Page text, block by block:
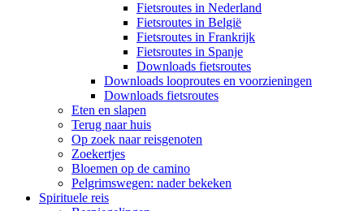
Fietsroutes in Nederland
Fietsroutes in België
Fietsroutes in Frankrijk
Fietsroutes in Spanje
Downloads fietsroutes
Downloads looproutes en voorzieningen
Downloads fietsroutes
Eten en slapen
Terug naar huis
Op zoek naar reisgenoten
Zoekertjes
Bloemen op de camino
Pelgrimswegen: nader bekeken
Spirituele reis